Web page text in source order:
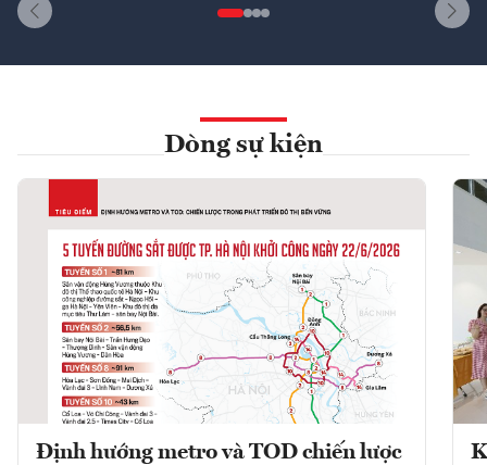
Dòng sự kiện
Định hướng metro và TOD chiến lược